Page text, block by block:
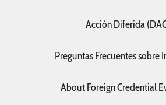
Acción Diferida
Preguntas Frecuentes sobre
About Foreign Credential